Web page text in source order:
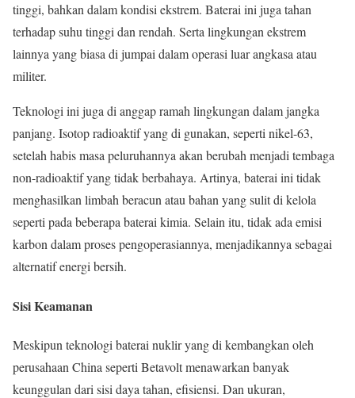
tinggi, bahkan dalam kondisi ekstrem. Baterai ini juga tahan
terhadap suhu tinggi dan rendah. Serta lingkungan ekstrem
lainnya yang biasa di jumpai dalam operasi luar angkasa atau
militer.
Teknologi ini juga di anggap ramah lingkungan dalam jangka
panjang. Isotop radioaktif yang di gunakan, seperti nikel-63,
setelah habis masa peluruhannya akan berubah menjadi tembaga
non-radioaktif yang tidak berbahaya. Artinya, baterai ini tidak
menghasilkan limbah beracun atau bahan yang sulit di kelola
seperti pada beberapa baterai kimia. Selain itu, tidak ada emisi
karbon dalam proses pengoperasiannya, menjadikannya sebagai
alternatif energi bersih.
Sisi Keamanan
Meskipun teknologi baterai nuklir yang di kembangkan oleh
perusahaan China seperti Betavolt menawarkan banyak
keunggulan dari sisi daya tahan, efisiensi. Dan ukuran,